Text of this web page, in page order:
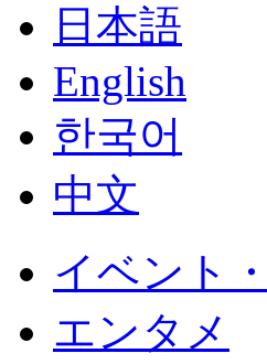
日本語
English
한국어
中文
イベント
エンタメ